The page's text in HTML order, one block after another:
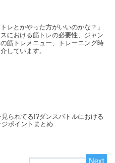
レとかやった方がいいのかな？」
における筋トレの必要性、ジャン
筋トレメニュー、トレーニング時
しています。
見られてる!?ダンスバトルにおける
ジポイントまとめ